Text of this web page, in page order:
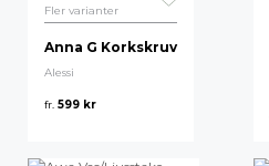
Fler varianter
Anna G Korkskruv
Alessi
fr. 599 kr